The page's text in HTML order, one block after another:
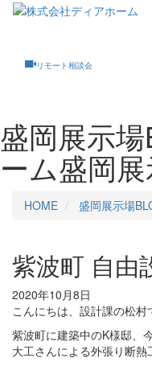
リモート相談会
盛岡展示
ーム盛岡
HOME 盛岡展示場
紫波町 自
2020年10月8日
こんにちは、設計課の松村
紫波町に建築中のK様邸、
大工さんによる外張り断熱